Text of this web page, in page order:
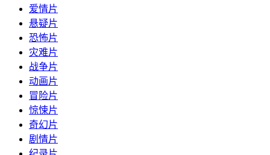
爱情片
悬疑片
恐怖片
灾难片
战争片
动画片
冒险片
惊悚片
奇幻片
剧情片